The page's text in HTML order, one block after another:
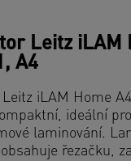
Leitz iLAM
A4
iLAM Home
ideální pro
laminování.
řezačku,